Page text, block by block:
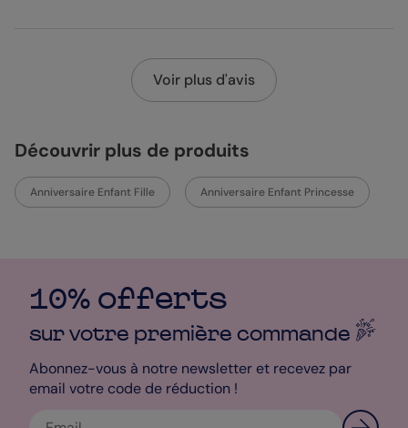
Voir plus d'avis
Découvrir plus de produits
Anniversaire Enfant Fille Anniversaire Enfant Princesse
10% offerts
sur votre première commande
Abonnez-vous à notre newsletter et recevez par
email votre code de réduction !